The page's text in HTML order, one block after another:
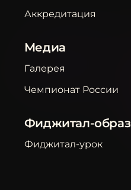
Аккредитация
Медиа
Галерея
Чемпионат России
Фиджитал-
Фиджитал-урок